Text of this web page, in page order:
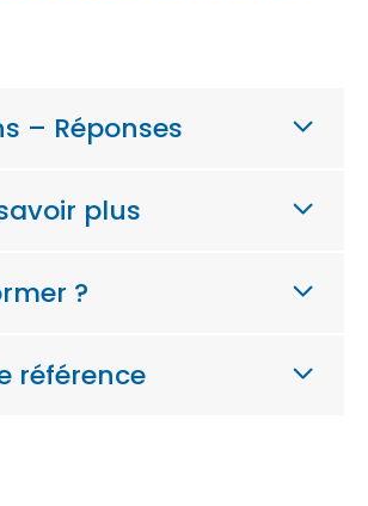
– Réponses
plus
?
référence